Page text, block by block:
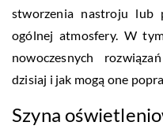
stworzenia nastroju lub
ogólnej atmosfery. W
nowoczesnych
dzisiaj i jak mogą one
Szyna